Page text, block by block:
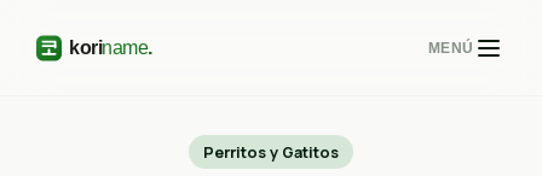
MENÚ
Perritos y Gatitos